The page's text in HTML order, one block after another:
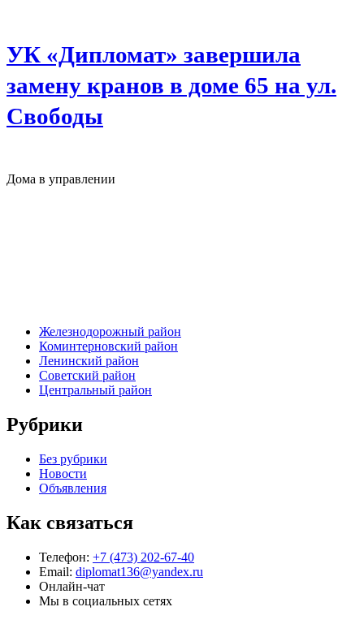
УК «Дипломат» завершила
замену кранов в доме 65 на ул.
Свободы
Дома в управлении
Железнодорожный район
Коминтерновский район
Ленинский район
Советский район
Центральный район
Рубрики
Без рубрики
Новости
Объявления
Как связаться
Телефон: +7 (473) 202-67-40
Email: diplomat136@yandex.ru
Онлайн-чат
Мы в социальных сетях